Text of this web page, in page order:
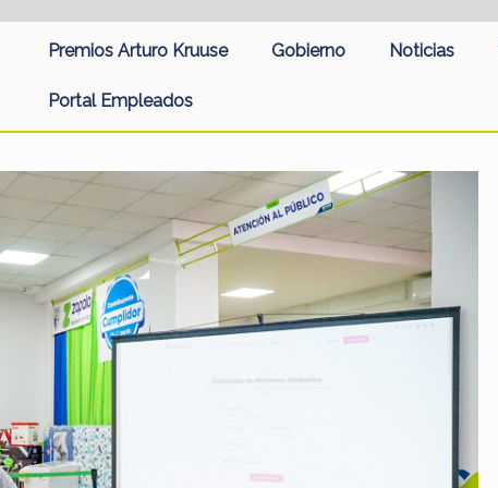
Premios Arturo Kruuse Gobierno Noticias
Portal Empleados